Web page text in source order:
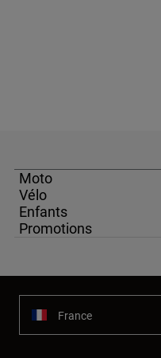
Moto
Vélo
Enfants
Promotions
France